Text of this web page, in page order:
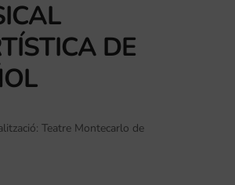
DE
Teatre Montecarlo de